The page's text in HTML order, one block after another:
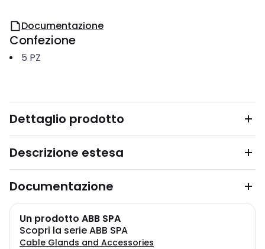
Documentazione
Confezione
5 PZ
Dettaglio prodotto
Descrizione estesa
Documentazione
Un prodotto ABB SPA
Scopri la serie ABB SPA
Cable Glands and Accessories